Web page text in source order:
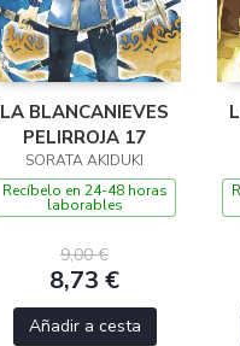
LA BLANCANIEVES
PELIRROJA 17
SORATA AKIDUKI
Recíbelo en 24-48 horas
laborables
9,00 €
8,73 €
Añadir a cesta